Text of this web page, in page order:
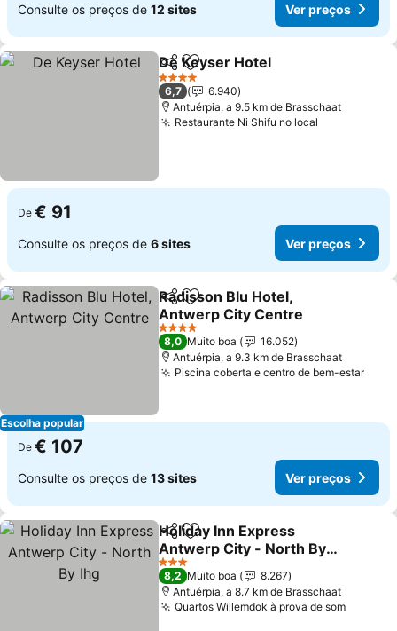
Consulte os preços de 12 sites Ver preços
PartilharAdicionar aos favoritos
De Keyser Hotel
4 Estrelas
6,7
6.940
Antuérpia, a 9.5 km de Brasschaat
Restaurante Ni Shifu no local
De € 91
Consulte os preços de 6 sites Ver preços
Escolha popular
PartilharAdicionar aos favoritos
Radisson Blu Hotel,
Antwerp City Centre
4 Estrelas
8,0 Muito boa
16.052
Antuérpia, a 9.3 km de Brasschaat
Piscina coberta e centro de bem-estar
De € 107
Consulte os preços de 13 sites Ver preços
PartilharAdicionar aos favoritos
Holiday Inn Express
Antwerp City - North By
Ihg
3 Estrelas
8,2 Muito boa
8.267
Antuérpia, a 8.7 km de Brasschaat
Quartos Willemdok à prova de som